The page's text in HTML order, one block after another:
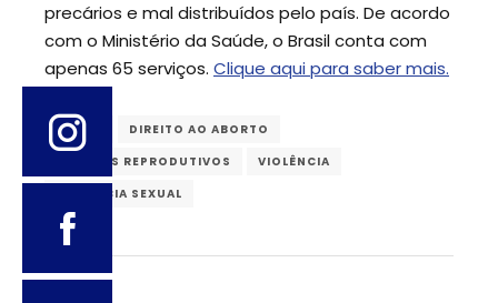
precários e mal distribuídos pelo país. De acordo
com o Ministério da Saúde, o Brasil conta com
apenas 65 serviços. Clique aqui para saber mais.
BRASIL
DIREITO AO ABORTO
DIREITOS REPRODUTIVOS
VIOLÊNCIA
VIOLÊNCIA SEXUAL